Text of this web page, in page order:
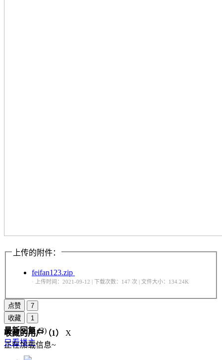
上传的附件：
feifan123.zip
· 上传时间：2021-09-12 | 下载次数：147 次 | 文件大小：134.24K
点赞
7
收藏
1
收藏的用户（1）
X
正在加载信息~
最新回复(3)
只看楼主